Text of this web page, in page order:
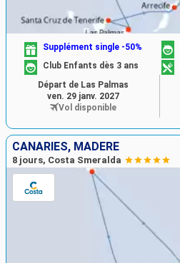
Supplément single -50%
Club Enfants dès 3 ans
Départ de Las Palmas
ven. 29 janv. 2027
Vol disponible
CANARIES, MADÈRE
8 jours, Costa Smeralda